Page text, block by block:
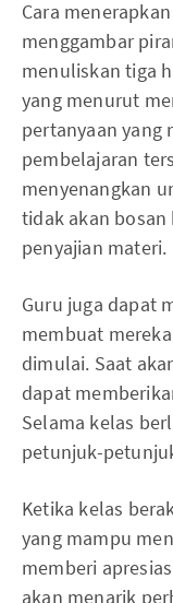
Cara
menggambar
menuliskan tiga
yang menurut
pertanyaan yang
pembelajaran
menyenangkan
tidak akan bosan
penyajian materi.
Guru juga dapat
membuat
dimulai. Saat
dapat
Selama kelas
petunjuk-
Ketika kelas
yang mampu
memberi
akan menarik